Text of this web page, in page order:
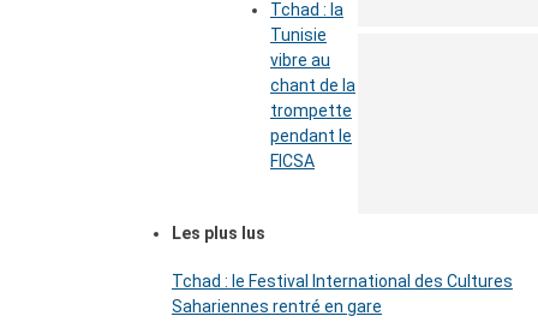
Tchad : la
Tunisie
vibre au
chant de la
trompette
pendant le
FICSA
Les plus lus
Tchad : le Festival International des Cultures
Sahariennes rentré en gare